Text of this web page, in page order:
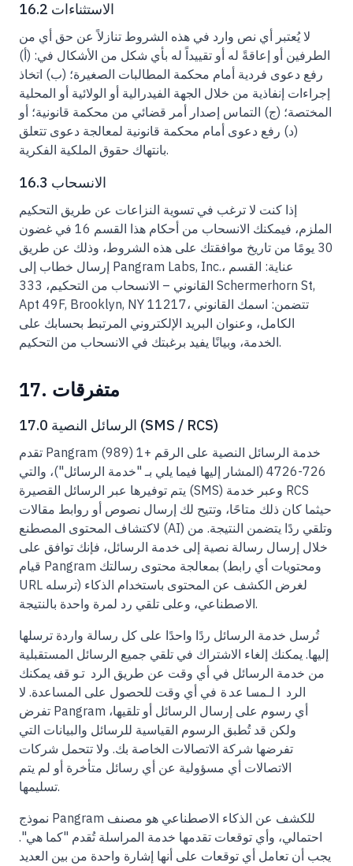
16.2 الاستثناءات
لا يُعتبر أي نص وارد في هذه الشروط تنازلاً عن حق أي من
الطرفين أو إعاقةً له أو تقييداً له بأي شكل من الأشكال في: (أ)
رفع دعوى فردية أمام محكمة المطالبات الصغيرة؛ (ب) اتخاذ
إجراءات إنفاذية من خلال الجهة الفيدرالية أو الولائية أو المحلية
المختصة؛ (ج) التماس إصدار أمر قضائي من محكمة قانونية؛ أو
(د) رفع دعوى أمام محكمة قانونية لمعالجة دعوى تتعلق
بانتهاك حقوق الملكية الفكرية.
16.3 الانسحاب
إذا كنت لا ترغب في تسوية النزاعات عن طريق التحكيم
الملزم، فيمكنك الانسحاب من أحكام هذا القسم 16 في غضون
30 يومًا من تاريخ موافقتك على هذه الشروط، وذلك عن طريق
إرسال خطاب إلى Pangram Labs, Inc.، عناية: القسم
القانوني – الانسحاب من التحكيم، 333 Schermerhorn St,
Apt 49F, Brooklyn, NY 11217، تتضمن: اسمك القانوني
الكامل، وعنوان البريد الإلكتروني المرتبط بحسابك على
الخدمة، وبيانًا يفيد برغبتك في الانسحاب من التحكيم.
17. متفرقات
17.0 الرسائل النصية (SMS / RCS)
تقدم Pangram خدمة الرسائل النصية على الرقم +1 (989)
726-4726 (المشار إليها فيما يلي بـ "خدمة الرسائل")، والتي
يتم توفيرها عبر الرسائل القصيرة (SMS) وعبر خدمة RCS
حيثما كان ذلك متاحًا، وتتيح لك إرسال نصوص أو روابط مقالات
لاكتشاف المحتوى المصطنع (AI) وتلقي ردًا يتضمن النتيجة. من
خلال إرسال رسالة نصية إلى خدمة الرسائل، فإنك توافق على
قيام Pangram بمعالجة محتوى رسالتك (ومحتويات أي رابط
URL ترسله) لغرض الكشف عن المحتوى باستخدام الذكاء
الاصطناعي، وعلى تلقي رد لمرة واحدة بالنتيجة.
تُرسل خدمة الرسائل ردًا واحدًا على كل رسالة واردة ترسلها
إليها. يمكنك إلغاء الاشتراك في تلقي جميع الرسائل المستقبلية
من خدمة الرسائل في أي وقت عن طريق الرد توقف. يمكنك
الرد المساعدة في أي وقت للحصول على المساعدة. لا
تفرض Pangram أي رسوم على إرسال الرسائل أو تلقيها،
ولكن قد تُطبق الرسوم القياسية للرسائل والبيانات التي
تفرضها شركة الاتصالات الخاصة بك. ولا تتحمل شركات
الاتصالات أي مسؤولية عن أي رسائل متأخرة أو لم يتم
تسليمها.
نموذج Pangram للكشف عن الذكاء الاصطناعي هو مصنف
احتمالي، وأي توقعات تقدمها خدمة المراسلة تُقدم "كما هي".
يجب أن تعامل أي توقعات على أنها إشارة واحدة من بين العديد